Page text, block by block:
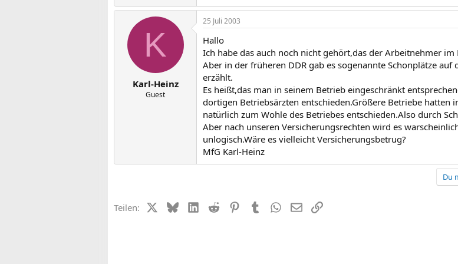
K
Karl-Heinz
Guest
25 Juli 2003
Hallo
Ich habe das auch noch nicht gehört,das der Arbeitnehmer
Aber in der früheren DDR gab es sogenannte Schonplätze
erzählt.
Es heißt,das man in seinem Betrieb eingeschränkt
dortigen Betriebsärzten entschieden.Größere Betriebe hatten
natürlich zum Wohle des Betriebes entschieden.Also durch
Aber nach unseren Versicherungsrechten wird es
unlogisch.Wäre es vielleicht Versicherungsbetrug?
MfG Karl-Heinz
Du
Teilen: X (Twitter)
BlueskyLinkedIn
Reddit PinterestTumblrWhatsApp
E-MailLink